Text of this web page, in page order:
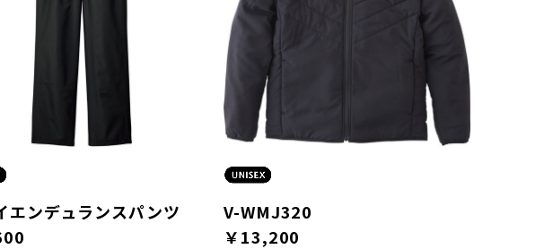
エンデュランスパンツ
V-WMJ320
￥13,200